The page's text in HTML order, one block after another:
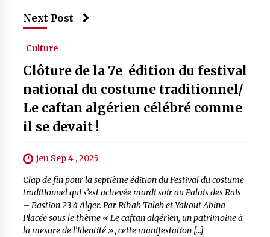
Next Post
Culture
Clôture de la 7e édition du festival
national du costume traditionnel/
Le caftan algérien célébré comme
il se devait !
jeu Sep 4 , 2025
Clap de fin pour la septième édition du Festival du costume
traditionnel qui s’est achevée mardi soir au Palais des Rais
– Bastion 23 à Alger. Par Rihab Taleb et Yakout Abina
Placée sous le thème « Le caftan algérien, un patrimoine à
la mesure de l’identité », cette manifestation […]